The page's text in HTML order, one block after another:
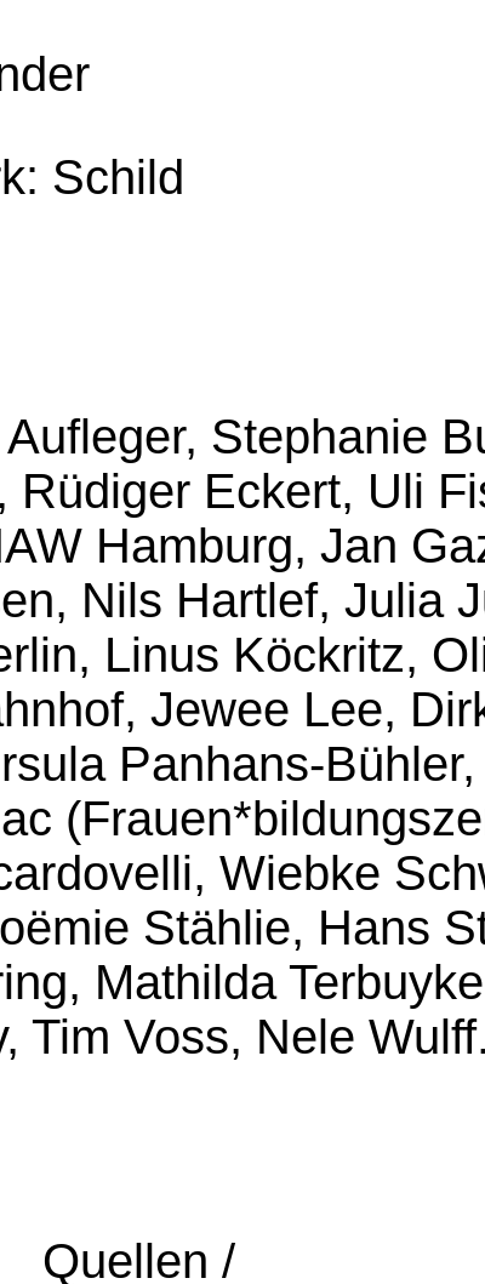
Schild
Stephanie
Eckert, Uli
Hamburg, Jan
Nils Hartlef, Julia
Linus Köckritz,
Jewee Lee,
Panhans-
Wiebke
Stählie, Hans
Mathilda
Tim Voss, Nele Wulff.
Quellen /